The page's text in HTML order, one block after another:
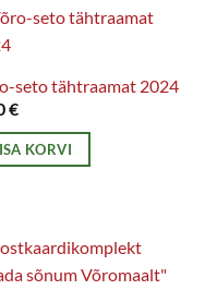
seto tähtraamat 2024
€
KORVI